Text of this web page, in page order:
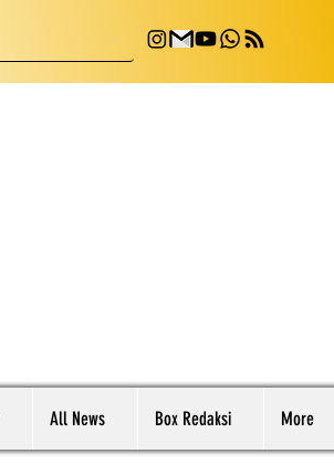
All News Box Redaksi More